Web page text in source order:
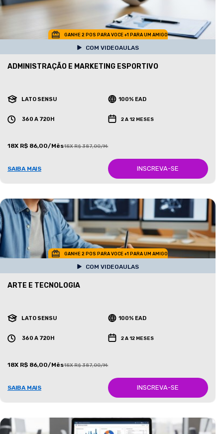
GANHE 2 POS PARA VOCE +1 PARA UM AMIGO
COM VIDEOAULAS
ADMINISTRAÇÃO E MARKETING ESPORTIVO
LATO SENSU 100% EAD
360 A 720H 2 A 12 MESES
18X R$ 86,00/Mês18X R$ 387,00/Mês
SAIBA MAIS INSCREVA-SE
GANHE 2 POS PARA VOCE +1 PARA UM AMIGO
COM VIDEOAULAS
ARTE E TECNOLOGIA
LATO SENSU 100% EAD
360 A 720H 2 A 12 MESES
18X R$ 86,00/Mês18X R$ 387,00/Mês
SAIBA MAIS INSCREVA-SE